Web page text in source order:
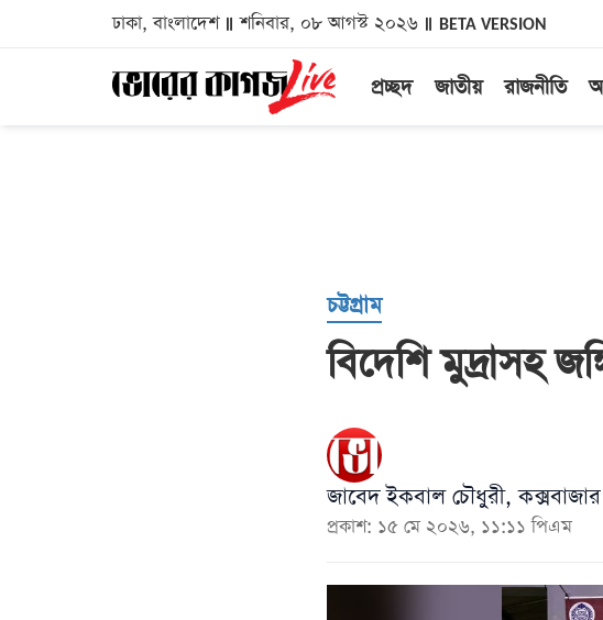
ঢাকা, বাংলাদেশ শনিবার, ০৮ আগস্ট ২০২৬ BETA VERSION
প্রচ্ছদ জাতীয় রাজনীতি
চট্টগ্রাম
বিদেশি মুদ্রাসহ
জাবেদ ইকবাল চৌধুরী, কক্সবাজার
প্রকাশ: ১৫ মে ২০২৬, ১১:১১ পিএম